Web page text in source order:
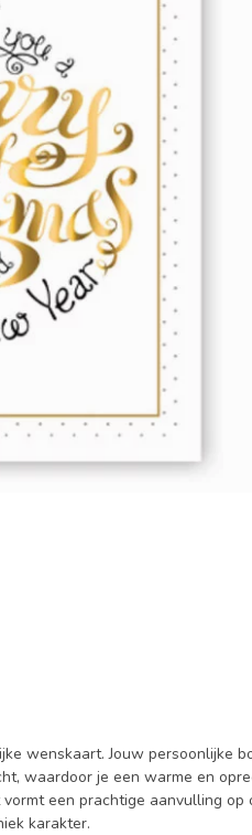
wenskaart. Jouw persoonlijke
waardoor je een warme en
een prachtige aanvulling op
karakter.